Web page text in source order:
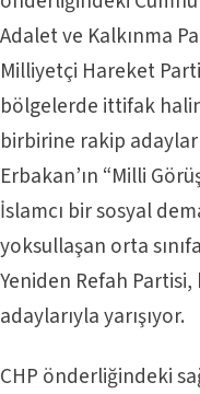
Adalet ve Kalkınma
Milliyetçi Hareket
bölgelerde ittifak
birbirine rakip
Erbakan’ın “Milli
İslamcı bir sosyal
yoksullaşan orta
Yeniden Refah
adaylarıyla yarışıyor.
CHP önderliğindeki